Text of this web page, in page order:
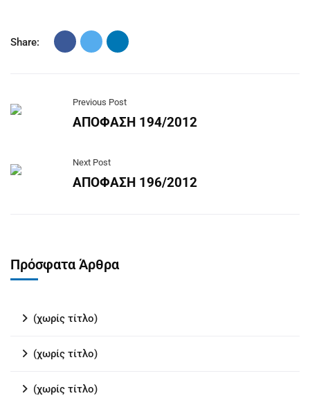
Share:
Previous Post
ΑΠΟΦΑΣΗ 194/2012
Next Post
ΑΠΟΦΑΣΗ 196/2012
Πρόσφατα Άρθρα
(χωρίς τίτλο)
(χωρίς τίτλο)
(χωρίς τίτλο)